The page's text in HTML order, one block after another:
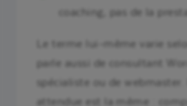
coaching, pas de la
Le terme lui-même varie
parle aussi de consultant
spécialiste ou de
attendue est la même :